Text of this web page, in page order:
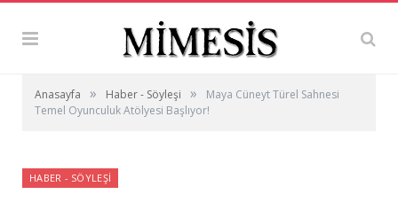
Anasayfa » Haber - Söyleşi »
Maya Cüneyt Türel Sahnesi
Temel Oyunculuk Atölyesi Başlıyor!
HABER - SÖYLEŞI